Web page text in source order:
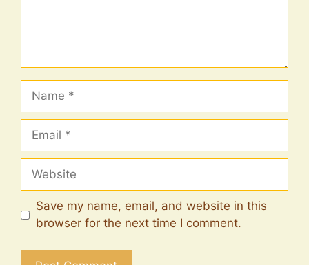
Name
Email
Website
Save my name, email, and website in this
browser for the next time I comment.